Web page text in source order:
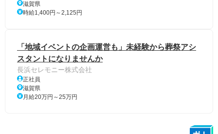
滋賀県
時給1,400円～2,125円
「地域イベントの企画運営も」未経験から葬祭アシ
スタントになりませんか
長浜セレモニー株式会社
正社員
滋賀県
月給20万円～25万円